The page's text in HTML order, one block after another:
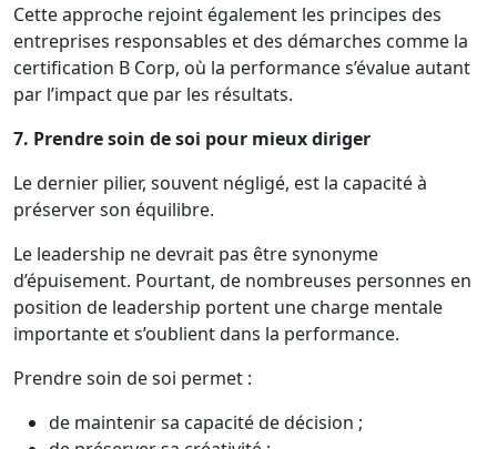
Cette approche rejoint également les principes des
entreprises responsables et des démarches comme la
certification B Corp, où la performance s’évalue autant
par l’impact que par les résultats.
7. Prendre soin de soi pour mieux diriger
Le dernier pilier, souvent négligé, est la capacité à
préserver son équilibre.
Le leadership ne devrait pas être synonyme
d’épuisement. Pourtant, de nombreuses personnes en
position de leadership portent une charge mentale
importante et s’oublient dans la performance.
Prendre soin de soi permet :
de maintenir sa capacité de décision ;